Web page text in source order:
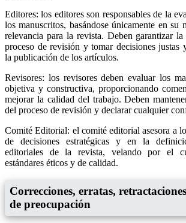
Editores: los editores son responsables de la
los manuscritos, basándose únicamente en
relevancia para la revista. Deben garantizar
proceso de revisión y tomar decisiones justas
la publicación de los artículos.
Revisores: los revisores deben evaluar los
objetiva y constructiva, proporcionando
mejorar la calidad del trabajo. Deben
del proceso de revisión y declarar cualquier
Comité Editorial: el comité editorial asesora a
de decisiones estratégicas y en la
editoriales de la revista, velando por el
estándares éticos y de calidad.
Correcciones, erratas,
de preocupación